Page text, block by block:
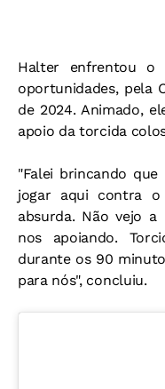
Halter enfrentou o
oportunidades, pela
de 2024. Animado,
apoio da torcida
"Falei brincando que
jogar aqui contra
absurda. Não vejo
nos apoiando.
durante os 90
para nós", concluiu.